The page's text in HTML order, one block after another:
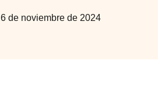
6 de noviembre de 2024